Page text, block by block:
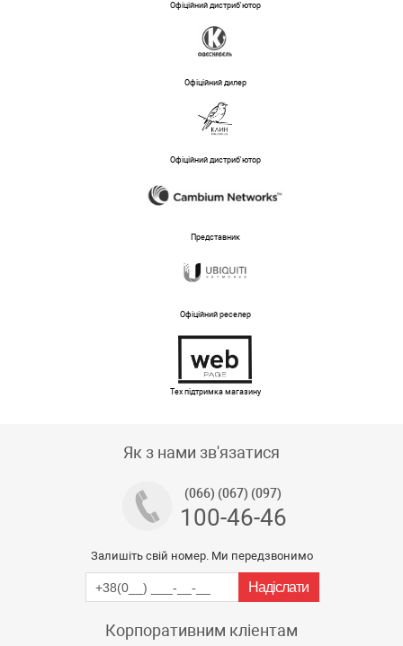
Офіційний дистриб'ютор
Офіційний дилер
Офіційний дистриб'ютор
Представник
Офіційний реселер
Тех підтримка магазину
Як з нами зв'язатися
(066) (067) (097)
100-46-46
Залишіть свій номер. Ми передзвонимо
Корпоративним кліентам